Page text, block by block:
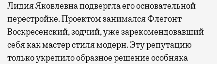
Лидия Яковлевна подвергла его основательной
перестройке. Проектом занимался Флегонт
Воскресенский, зодчий, уже зарекомендовавший
себя как мастер стиля модерн. Эту репутацию
только укрепило образное решение особняка